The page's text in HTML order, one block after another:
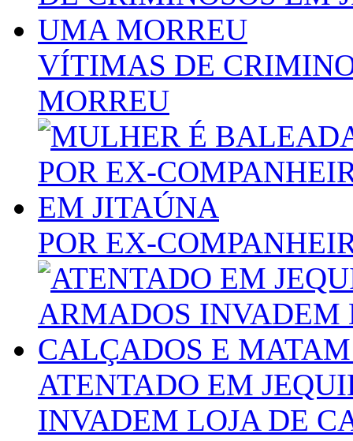
VÍTIMAS DE
MORREU
POR EX-
ATENTADO EM
INVADEM LOJA DE